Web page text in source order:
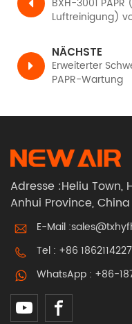
BXH-3001
Luftreinigung)
NÄCHSTE
Erweiterter
PAPR-Wartung
Adresse :Heliu Town,
Anhui Province, China
E-Mail :
Tel : +86
WhatsApp : +86-